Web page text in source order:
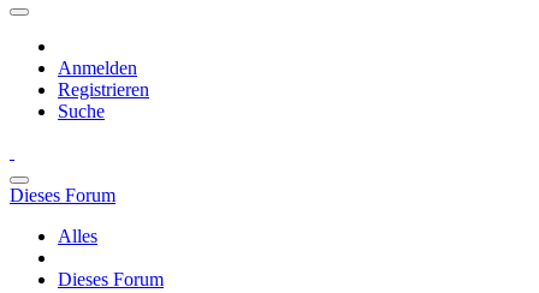
Anmelden
Registrieren
Suche
Dieses Forum
Alles
Dieses Forum